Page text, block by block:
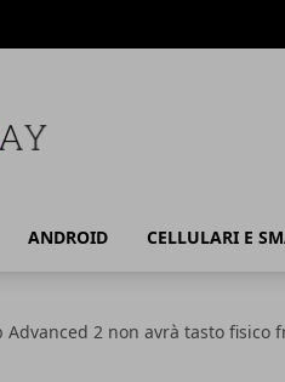
ANDROID CELLULARI E
Advanced 2 non avrà tasto fisico